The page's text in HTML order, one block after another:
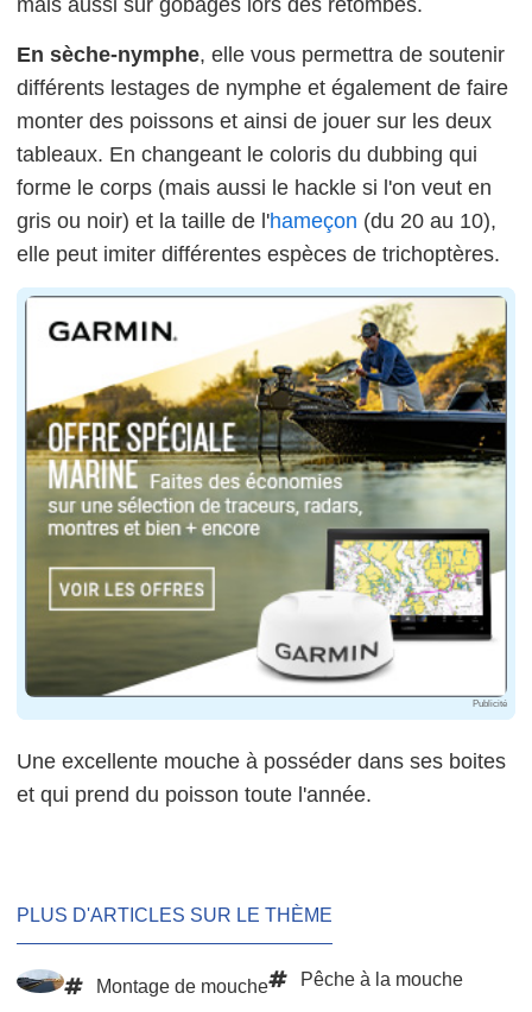
En sèche-nymphe, elle vous permettra de soutenir
différents lestages de nymphe et également de faire
monter des poissons et ainsi de jouer sur les deux
tableaux. En changeant le coloris du dubbing qui
forme le corps (mais aussi le hackle si l'on veut en
gris ou noir) et la taille de l'hameçon (du 20 au 10),
elle peut imiter différentes espèces de trichoptères.
Publicité
Une excellente mouche à posséder dans ses boites
et qui prend du poisson toute l'année.
PLUS D'ARTICLES SUR LE THÈME
Montage de mouche Pêche à la mouche